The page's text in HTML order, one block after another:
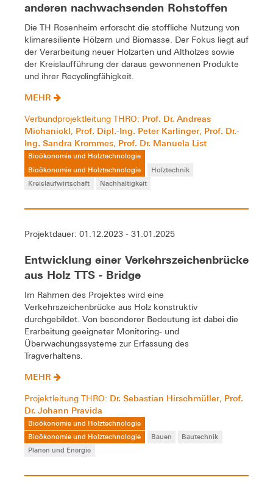
anderen nachwachsenden Rohstoffen
Die TH Rosenheim erforscht die stoffliche Nutzung von
klimaresiliente Hölzern und Biomasse. Der Fokus liegt auf
der Verarbeitung neuer Holzarten und Altholzes sowie
der Kreislaufführung der daraus gewonnenen Produkte
und ihrer Recyclingfähigkeit.
MEHR
Verbundprojektleitung THRO: Prof. Dr. Andreas
Michanickl, Prof. Dipl.-Ing. Peter Karlinger, Prof. Dr.-
Ing. Sandra Krommes, Prof. Dr. Manuela List
Bioökonomie und Holztechnologie
Bioökonomie und Holztechnologie
Holztechnik
Kreislaufwirtschaft
Nachhaltigkeit
Projektdauer: 01.12.2023 - 31.01.2025
Entwicklung einer Verkehrszeichenbrücke
aus Holz TTS - Bridge
Im Rahmen des Projektes wird eine
Verkehrszeichenbrücke aus Holz konstruktiv
durchgebildet. Von besonderer Bedeutung ist dabei die
Erarbeitung geeigneter Monitoring- und
Überwachungssysteme zur Erfassung des
Tragverhaltens.
MEHR
Projektleitung THRO: Dr. Sebastian Hirschmüller, Prof.
Dr. Johann Pravida
Bioökonomie und Holztechnologie
Bioökonomie und Holztechnologie
Bauen
Bautechnik
Planen und Energie